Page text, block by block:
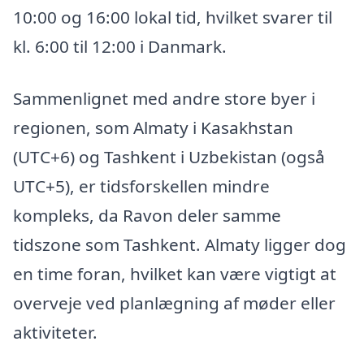
10:00 og 16:00 lokal tid, hvilket svarer til
kl. 6:00 til 12:00 i Danmark.
Sammenlignet med andre store byer i
regionen, som Almaty i Kasakhstan
(UTC+6) og Tashkent i Uzbekistan (også
UTC+5), er tidsforskellen mindre
kompleks, da Ravon deler samme
tidszone som Tashkent. Almaty ligger dog
en time foran, hvilket kan være vigtigt at
overveje ved planlægning af møder eller
aktiviteter.